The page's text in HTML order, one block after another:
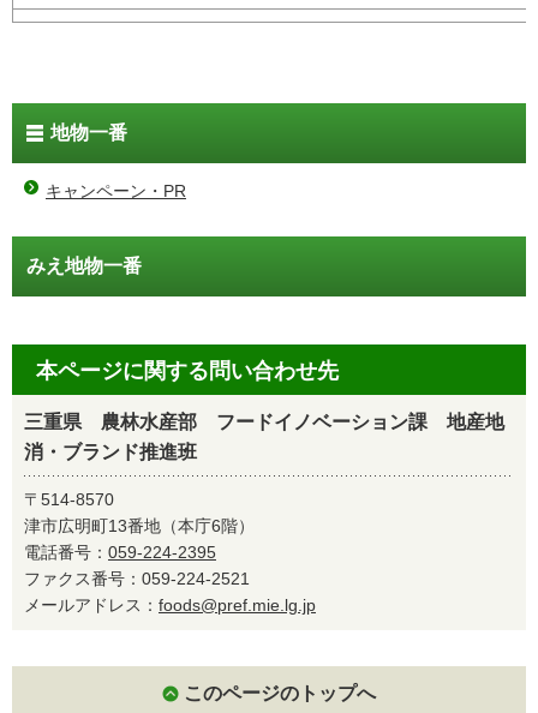
地物一番
キャンペーン・PR
みえ地物一番
本ページに関する問い合わせ先
三重県 農林水産部 フードイノベーション課 地産地
消・ブランド推進班
〒514-8570
津市広明町13番地（本庁6階）
電話番号： 059-224-2395
ファクス番号：059-224-2521
メールアドレス： foods@pref.mie.lg.jp
このページのトップへ